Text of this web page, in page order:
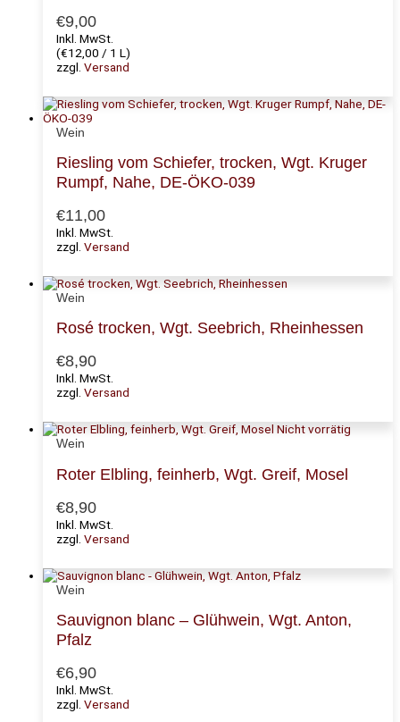
€9,00
Inkl. MwSt.
(€12,00 / 1 L)
zzgl. Versand
Wein
Riesling vom Schiefer, trocken, Wgt. Kruger
Rumpf, Nahe, DE-ÖKO-039
€11,00
Inkl. MwSt.
zzgl. Versand
Wein
Rosé trocken, Wgt. Seebrich, Rheinhessen
€8,90
Inkl. MwSt.
zzgl. Versand
Nicht vorrätig
Wein
Roter Elbling, feinherb, Wgt. Greif, Mosel
€8,90
Inkl. MwSt.
zzgl. Versand
Wein
Sauvignon blanc – Glühwein, Wgt. Anton,
Pfalz
€6,90
Inkl. MwSt.
zzgl. Versand